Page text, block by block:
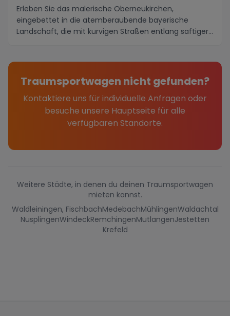
Erleben Sie das malerische Oberneukirchen,
eingebettet in die atemberaubende bayerische
Landschaft, die mit kurvigen Straßen entlang saftiger
Traumsportwagen nicht gefunden?
Kontaktiere uns für individuelle Anfragen oder
besuche unsere Hauptseite für alle
verfügbaren Standorte.
Weitere Städte, in denen du deinen Traumsportwagen
mieten kannst.
Waldleiningen, FischbachMedebachMühlingenWaldachtal
NusplingenWindeckRemchingenMutlangenJestetten
Krefeld